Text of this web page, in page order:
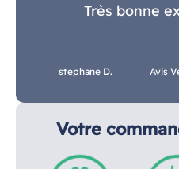
Votre
Très bonne
stephane D. Avis